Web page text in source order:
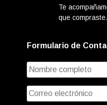
Te
que compraste.
Formulario de